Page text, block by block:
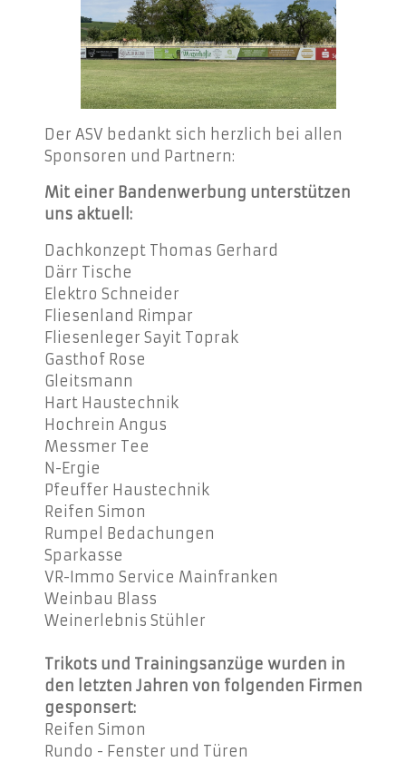
Der ASV bedankt sich herzlich bei allen
Sponsoren und Partnern:
Mit einer Bandenwerbung unterstützen
uns aktuell:
Dachkonzept Thomas Gerhard
Därr Tische
Elektro Schneider
Fliesenland Rimpar
Fliesenleger Sayit Toprak
Gasthof Rose
Gleitsmann
Hart Haustechnik
Hochrein Angus
Messmer Tee
N-Ergie
Pfeuffer Haustechnik
Reifen Simon
Rumpel Bedachungen
Sparkasse
VR-Immo Service Mainfranken
Weinbau Blass
Weinerlebnis Stühler
Trikots und Trainingsanzüge wurden in
den letzten Jahren von folgenden Firmen
gesponsert:
Reifen Simon
Rundo - Fenster und Türen